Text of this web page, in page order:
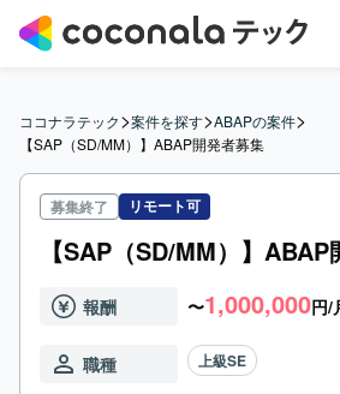
ココナラテック>案件を探す>ABAPの案件>
【SAP（SD/MM）】ABAP開発者募集
募集終了 リモート可
【SAP（SD/MM）】
報酬 〜1,000,000円/
職種 上級SE